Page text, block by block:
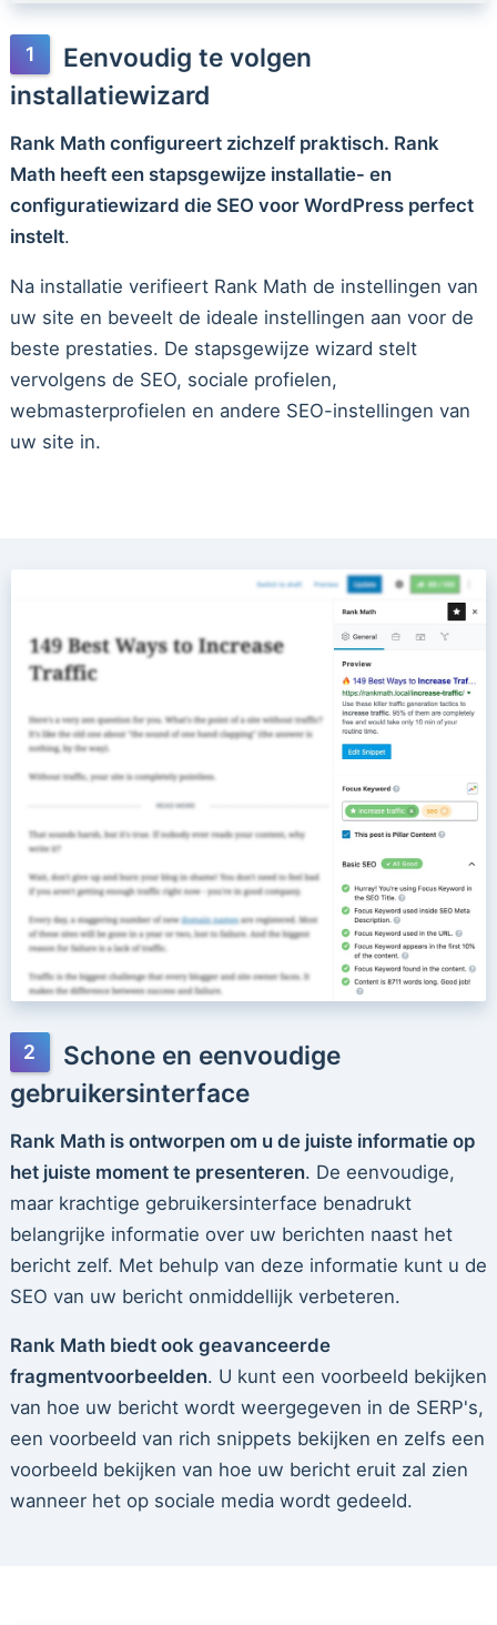
Eenvoudig te volgen
installatiewizard
Rank Math configureert zichzelf praktisch. Rank
Math heeft een stapsgewijze installatie- en
configuratiewizard die SEO voor WordPress perfect
instelt.
Na installatie verifieert Rank Math de instellingen van
uw site en beveelt de ideale instellingen aan voor de
beste prestaties. De stapsgewijze wizard stelt
vervolgens de SEO, sociale profielen,
webmasterprofielen en andere SEO-instellingen van
uw site in.
Schone en eenvoudige
gebruikersinterface
Rank Math is ontworpen om u de juiste informatie op
het juiste moment te presenteren. De eenvoudige,
maar krachtige gebruikersinterface benadrukt
belangrijke informatie over uw berichten naast het
bericht zelf. Met behulp van deze informatie kunt u de
SEO van uw bericht onmiddellijk verbeteren.
Rank Math biedt ook geavanceerde
fragmentvoorbeelden. U kunt een voorbeeld bekijken
van hoe uw bericht wordt weergegeven in de SERP's,
een voorbeeld van rich snippets bekijken en zelfs een
voorbeeld bekijken van hoe uw bericht eruit zal zien
wanneer het op sociale media wordt gedeeld.